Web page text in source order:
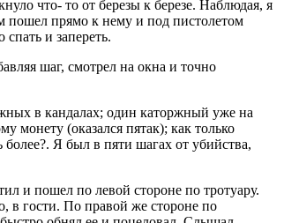
что- то от березы к березе. Наблюдая, я
пошел прямо к нему и под пистолетом
и запереть.
шаг, смотрел на окна и точно
в кандалах; один каторжный уже на
монету (оказался пятак); как только
Я был в пяти шагах от убийства,
и пошел по левой стороне по тротуару.
в гости. По правой же стороне по